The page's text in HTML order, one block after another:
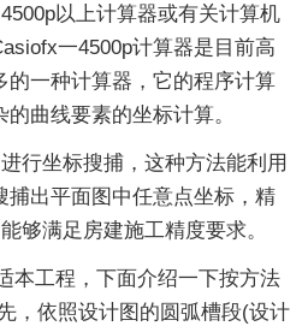
以上计算器或有关计算机
一4500p计算器是目前高
的一种计算器，它的程序计算
曲线要素的坐标计算。
坐标搜捕，这种方法能利用
捕出平面图中任意点坐标，精
够满足房建施工精度要求。
工程，下面介绍一下按方法
，依照设计图的圆弧槽段(设计